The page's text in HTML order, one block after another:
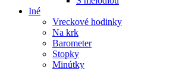
Iné
Vreckové hodinky
Na krk
Barometer
Stopky
Minútky